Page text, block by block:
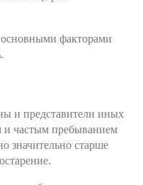
основными факторами
и представители иных
и частым пребыванием
значительно старше